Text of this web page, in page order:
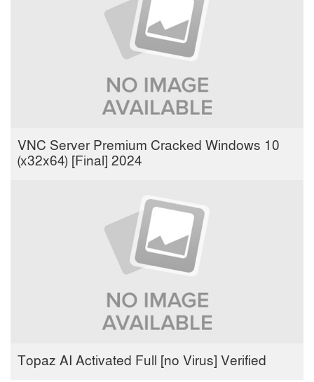
VNC Server Premium Cracked Windows 10
(x32x64) [Final] 2024
Topaz AI Activated Full [no Virus] Verified